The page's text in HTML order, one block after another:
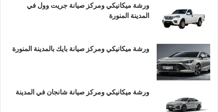
ورشة ميكانيكي ومركز صيانة جريت وول في
المدينة المنورة
ورشة ميكانيكي ومركز صيانة بايك بالمدينة المنورة
ورشة ميكانيكي ومركز صيانة شانجان في المدينة